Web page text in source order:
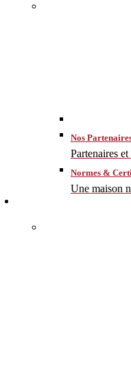
Nos
Partenaires
Normes &
Une maison